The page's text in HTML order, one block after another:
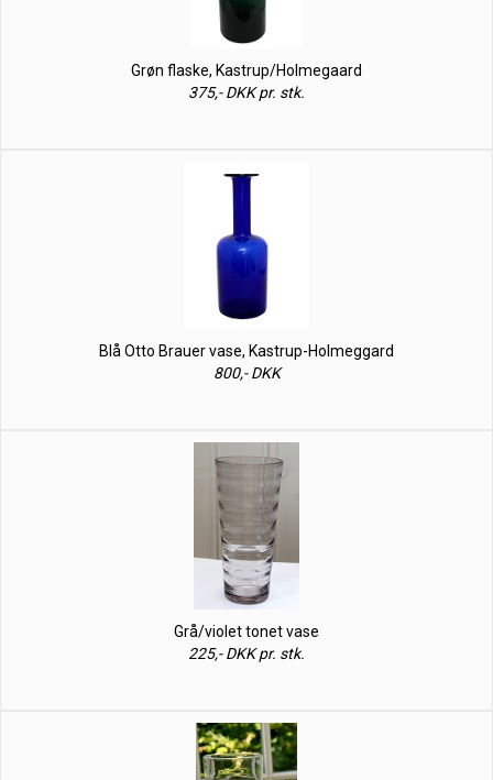
Grøn flaske, Kastrup/Holmegaard
375,- DKK pr. stk.
Blå Otto Brauer vase, Kastrup-Holmeggard
800,- DKK
Grå/violet tonet vase
225,- DKK pr. stk.